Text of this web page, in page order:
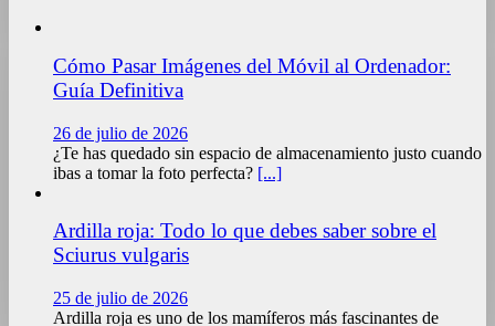
Cómo Pasar Imágenes del Móvil al Ordenador:
Guía Definitiva
26 de julio de 2026
¿Te has quedado sin espacio de almacenamiento justo cuando
ibas a tomar la foto perfecta? [...]
Ardilla roja: Todo lo que debes saber sobre el
Sciurus vulgaris
25 de julio de 2026
Ardilla roja es uno de los mamíferos más fascinantes de